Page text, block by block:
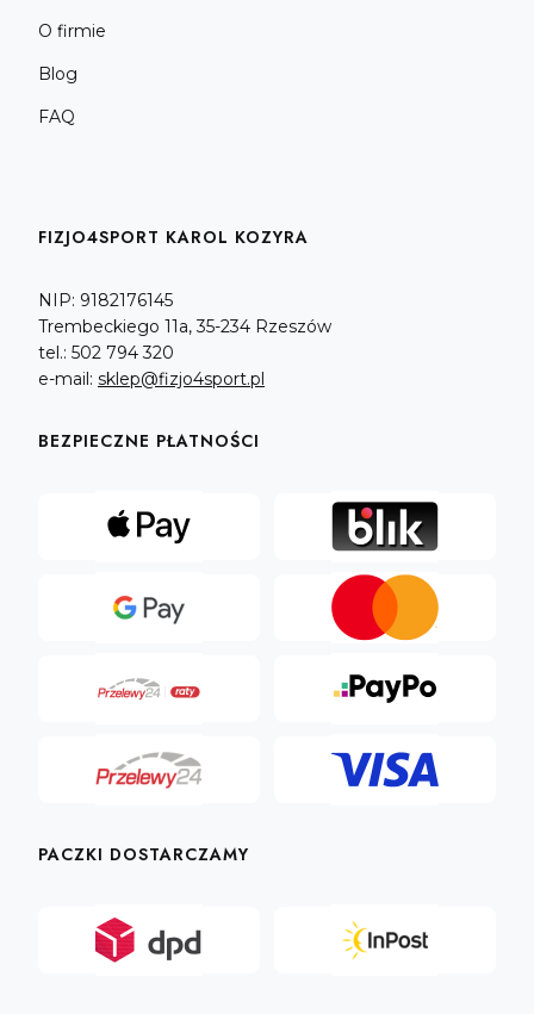
O firmie
Blog
FAQ
FIZJO4SPORT KAROL KOZYRA
NIP: 9182176145
Trembeckiego 11a, 35-234 Rzeszów
tel.: 502 794 320
e-mail: sklep@fizjo4sport.pl
BEZPIECZNE PŁATNOŚCI
PACZKI DOSTARCZAMY